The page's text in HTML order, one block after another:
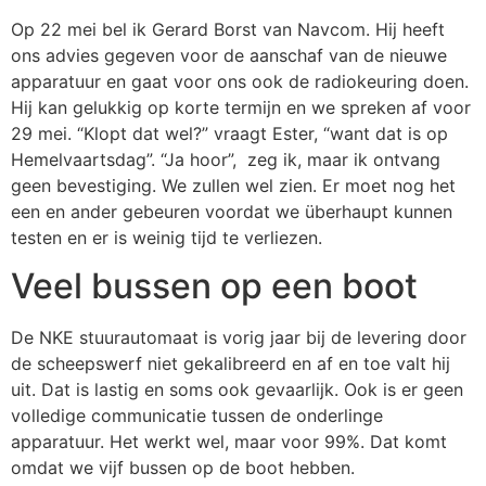
Op 22 mei bel ik Gerard Borst van Navcom. Hij heeft
ons advies gegeven voor de aanschaf van de nieuwe
apparatuur en gaat voor ons ook de radiokeuring doen.
Hij kan gelukkig op korte termijn en we spreken af voor
29 mei. “Klopt dat wel?” vraagt Ester, “want dat is op
Hemelvaartsdag”. “Ja hoor”, zeg ik, maar ik ontvang
geen bevestiging. We zullen wel zien. Er moet nog het
een en ander gebeuren voordat we überhaupt kunnen
testen en er is weinig tijd te verliezen.
Veel bussen op een boot
De NKE stuurautomaat is vorig jaar bij de levering door
de scheepswerf niet gekalibreerd en af en toe valt hij
uit. Dat is lastig en soms ook gevaarlijk. Ook is er geen
volledige communicatie tussen de onderlinge
apparatuur. Het werkt wel, maar voor 99%. Dat komt
omdat we vijf bussen op de boot hebben.